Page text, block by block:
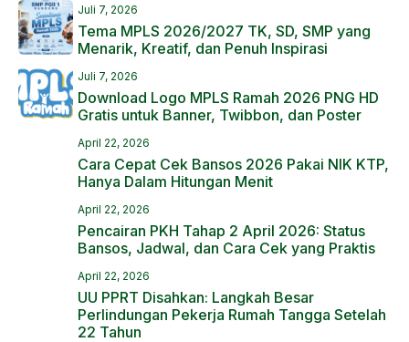
Juli 7, 2026
Tema MPLS 2026/2027 TK, SD, SMP yang
Menarik, Kreatif, dan Penuh Inspirasi
Juli 7, 2026
Download Logo MPLS Ramah 2026 PNG HD
Gratis untuk Banner, Twibbon, dan Poster
April 22, 2026
Cara Cepat Cek Bansos 2026 Pakai NIK KTP,
Hanya Dalam Hitungan Menit
April 22, 2026
Pencairan PKH Tahap 2 April 2026: Status
Bansos, Jadwal, dan Cara Cek yang Praktis
April 22, 2026
UU PPRT Disahkan: Langkah Besar
Perlindungan Pekerja Rumah Tangga Setelah
22 Tahun